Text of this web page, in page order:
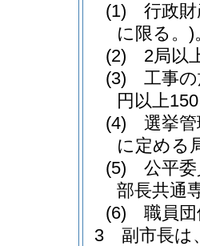
(1)
行政
に限る。)
(2)
2局以
(3)
工事
円以上
(4)
選挙
に定める
(5)
公平
部長共通
(6)
職員
3
副市長は